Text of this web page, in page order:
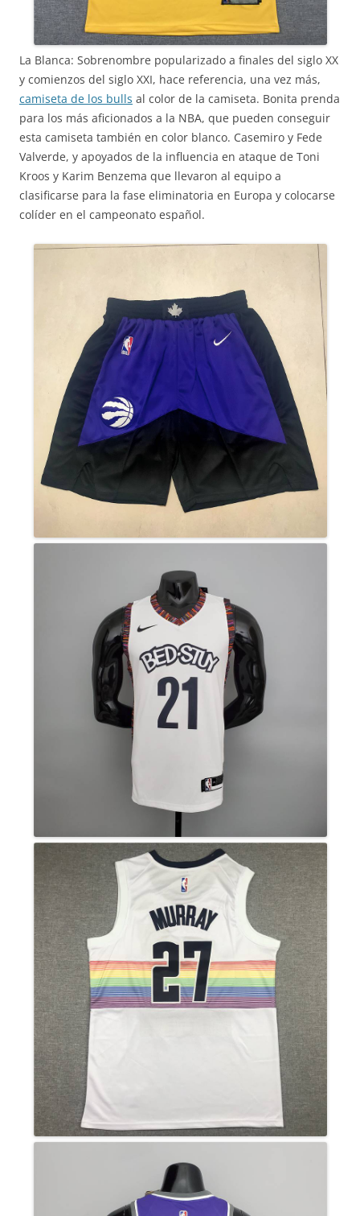
La Blanca: Sobrenombre popularizado a finales del siglo XX
y comienzos del siglo XXI, hace referencia, una vez más,
camiseta de los bulls al color de la camiseta. Bonita prenda
para los más aficionados a la NBA, que pueden conseguir
esta camiseta también en color blanco. Casemiro y Fede
Valverde, y apoyados de la influencia en ataque de Toni
Kroos y Karim Benzema que llevaron al equipo a
clasificarse para la fase eliminatoria en Europa y colocarse
colíder en el campeonato español.